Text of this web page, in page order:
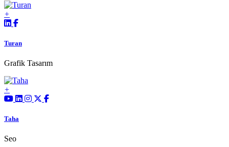
Turan
Grafik Tasarım
Taha
Seo